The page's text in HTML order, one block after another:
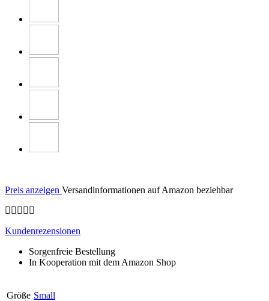
Preis anzeigen Versandinformationen auf Amazon beziehbar
Kundenrezensionen
Sorgenfreie Bestellung
In Kooperation mit dem Amazon Shop
Größe Small